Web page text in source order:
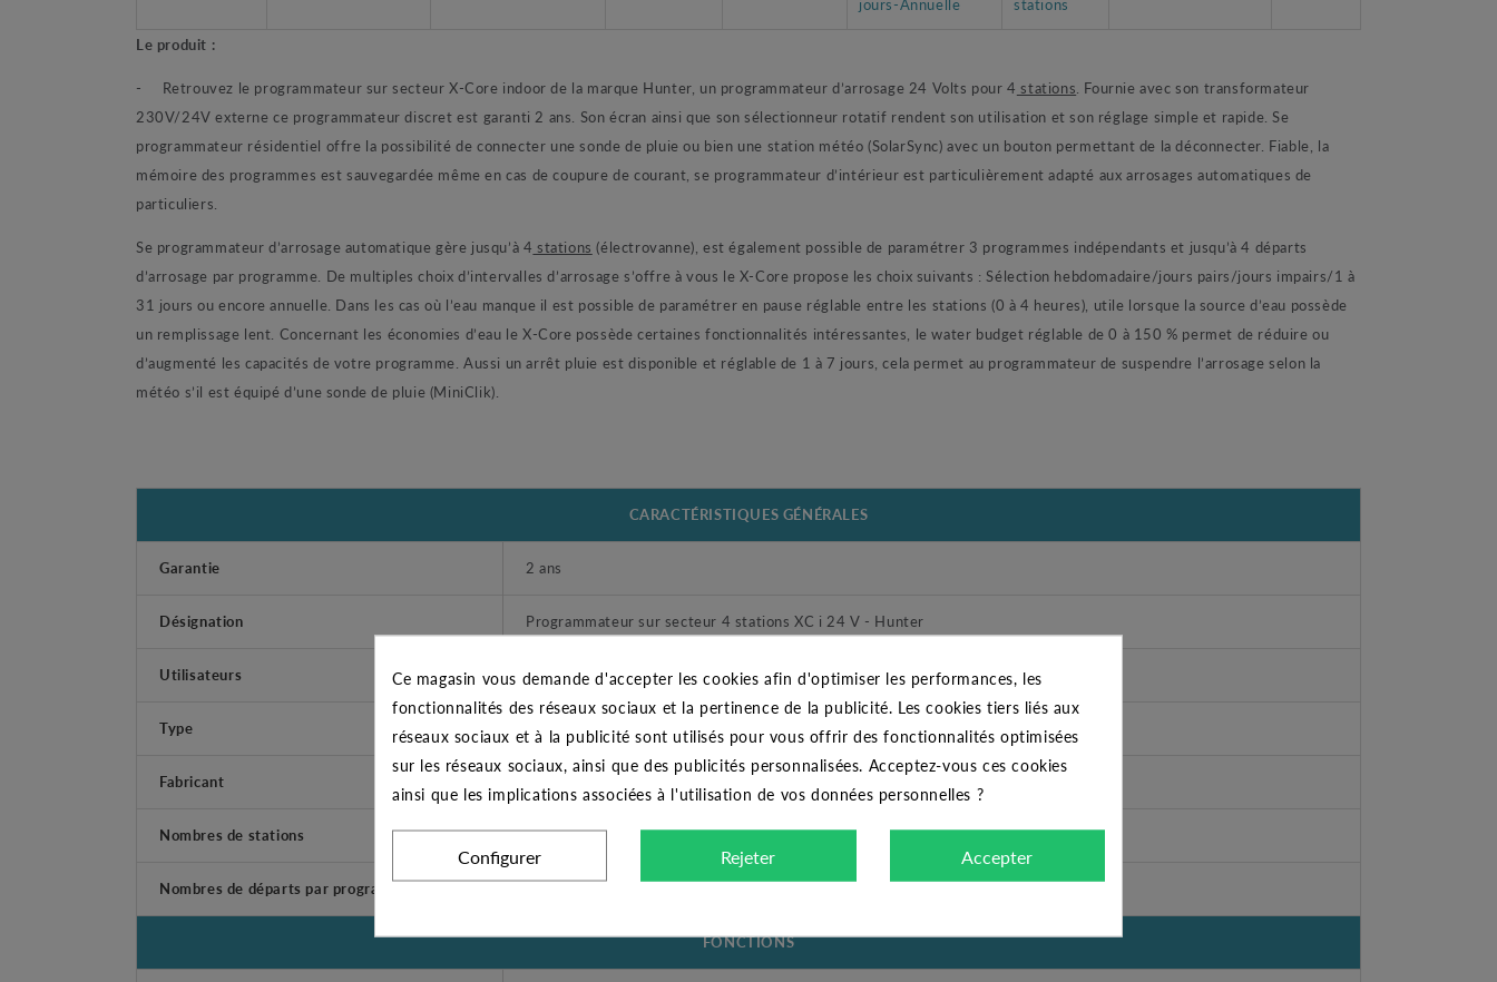
Le produit :
- Retrouvez le programmateur sur secteur X-Core indoor de la marque Hunter, un programmateur d’arrosage 24 Volts pour 4 stations . Fournie avec son transformateur
230V/24V externe ce programmateur discret est garanti 2 ans. Son écran ainsi que son sélectionneur rotatif rendent son utilisation et son réglage simple et rapide. Se
programmateur résidentiel offre la possibilité de connecter une sonde de pluie ou bien une station météo (SolarSync) avec un bouton permettant de la déconnecter. Fiable, la
mémoire des programmes est sauvegardée même en cas de coupure de courant, se programmateur d’intérieur est particulièrement adapté aux arrosages automatiques de
particuliers.
Se programmateur d’arrosage automatique gère jusqu’à 4 stations (électrovanne), est également possible de paramétrer 3 programmes indépendants et jusqu’à 4 départs
d’arrosage par programme. De multiples choix d’intervalles d’arrosage s’offre à vous le X-Core propose les choix suivants : Sélection hebdomadaire/jours pairs/jours impairs/1 à
31 jours ou encore annuelle. Dans les cas où l’eau manque il est possible de paramétrer en pause réglable entre les stations (0 à 4 heures), utile lorsque la source d’eau possède
un remplissage lent. Concernant les économies d’eau le X-Core possède certaines fonctionnalités intéressantes, le water budget réglable de 0 à 150 % permet de réduire ou
d’augmenté les capacités de votre programme. Aussi un arrêt pluie est disponible et réglable de 1 à 7 jours, cela permet au programmateur de suspendre l’arrosage selon la
météo s’il est équipé d’une sonde de pluie (MiniClik).
CARACTÉRISTIQUES GÉNÉRALES
Garantie 2 ans
Désignation Programmateur sur secteur 4 stations XC i 24 V - Hunter
Utilisateurs Domestique et Professionnel
Type Programmateur sur secteur
Fabricant HUNTER
Nombres de stations 4
Nombres de départs par programme 4
FONCTIONS
Ce magasin vous demande d'accepter les cookies afin d'optimiser les performances, les
fonctionnalités des réseaux sociaux et la pertinence de la publicité. Les cookies tiers liés aux
réseaux sociaux et à la publicité sont utilisés pour vous offrir des fonctionnalités optimisées
sur les réseaux sociaux, ainsi que des publicités personnalisées. Acceptez-vous ces cookies
ainsi que les implications associées à l'utilisation de vos données personnelles ?
Configurer Rejeter Accepter